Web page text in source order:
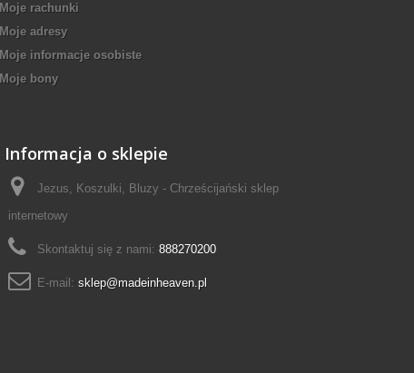
Moje rachunki
Moje adresy
Moje informacje osobiste
Moje bony
Informacja o sklepie
Jezus, Koszulki, Bluzy - Chrześcijański sklep
internetowy
Skontaktuj się z nami: 888270200
E-mail: sklep@madeinheaven.pl